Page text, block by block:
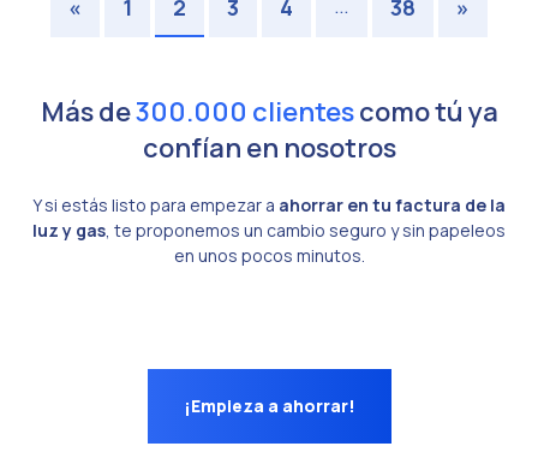
« 1 2 3 4 38 »
Más de300.000 clientescomo tú ya
confían en nosotros
Y si estás listo para empezar a ahorrar en tu factura de la
luz y gas, te proponemos un cambio seguro y sin papeleos
en unos pocos minutos.
¡Empieza a ahorrar!